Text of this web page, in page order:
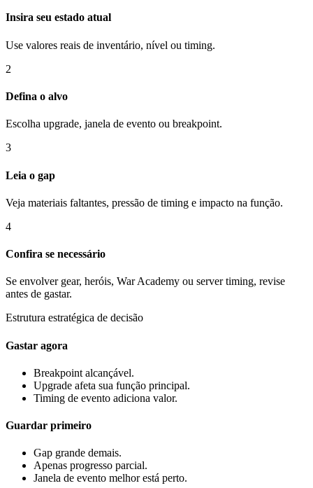
Insira seu estado atual
Use valores reais de inventário, nível ou timing.
2
Defina o alvo
Escolha upgrade, janela de evento ou breakpoint.
3
Leia o gap
Veja materiais faltantes, pressão de timing e impacto na função.
4
Confira se necessário
Se envolver gear, heróis, War Academy ou server timing, revise
antes de gastar.
Estrutura estratégica de decisão
Gastar agora
Breakpoint alcançável.
Upgrade afeta sua função principal.
Timing de evento adiciona valor.
Guardar primeiro
Gap grande demais.
Apenas progresso parcial.
Janela de evento melhor está perto.